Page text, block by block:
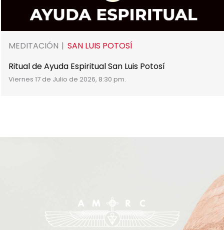
MEDITACIÓN
SAN LUIS POTOSÍ
Ritual de Ayuda Espiritual San Luis Potosí
Viernes 17 de Julio de 2026, 8:30 pm.